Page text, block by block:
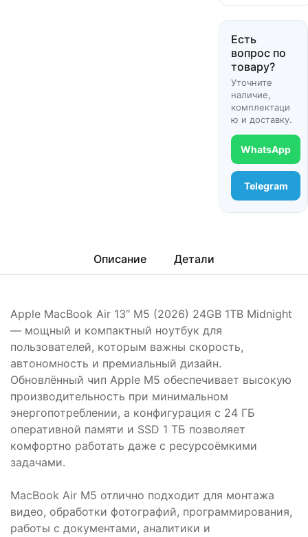
Есть
вопрос по
товару?
Уточните
наличие,
комплектаци
ю и доставку.
WhatsApp
Telegram
Описание Детали
Apple MacBook Air 13″ M5 (2026) 24GB 1TB Midnight
— мощный и компактный ноутбук для
пользователей, которым важны скорость,
автономность и премиальный дизайн.
Обновлённый чип Apple M5 обеспечивает высокую
производительность при минимальном
энергопотреблении, а конфигурация с 24 ГБ
оперативной памяти и SSD 1 ТБ позволяет
комфортно работать даже с ресурсоёмкими
задачами.
MacBook Air M5 отлично подходит для монтажа
видео, обработки фотографий, программирования,
работы с документами, аналитики и